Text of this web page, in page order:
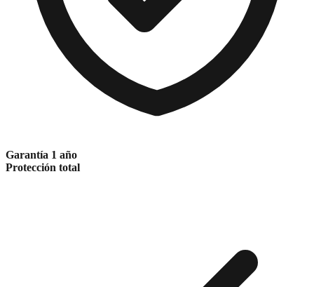
Garantía 1 año
Protección total